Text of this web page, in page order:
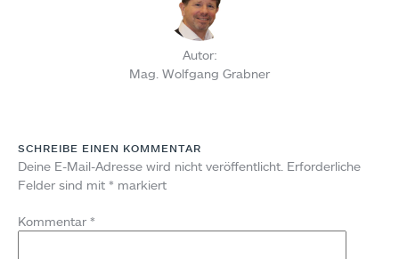
Autor:
Mag. Wolfgang Grabner
SCHREIBE EINEN KOMMENTAR
Deine E-Mail-Adresse wird nicht veröffentlicht. Erforderliche
Felder sind mit * markiert
Kommentar *